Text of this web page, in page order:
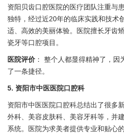
资阳贝齿口腔医院的医疗团队注重与
独特，经过近20年的临床实践和技术
适、高效的美丽体验。医院擅长牙齿
瓷牙等口腔项目。
医院评价 ： 整个人都显得精神了，因
了一条捷径。
5. 资阳市中医医院口腔科
资阳市中医医院口腔科总结出了很多
外科、美容皮肤科、美容牙科等，并
系统。医院为求美者提供专业和贴心的